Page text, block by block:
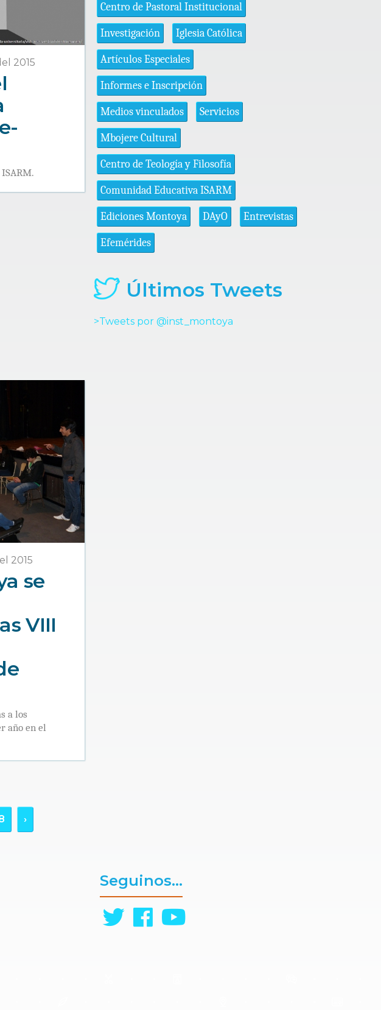
2015
2015
se
VIII
a los
año en el
›
Centro de Pastoral Institucional
Investigación Iglesia Católica
Artículos Especiales
Informes e Inscripción
Medios vinculados Servicios
Mbojere Cultural
Centro de Teología y Filosofía
Comunidad Educativa ISARM
Ediciones Montoya DAyO Entrevistas
Efemérides
Últimos Tweets
>Tweets por @inst_montoya
Seguinos...